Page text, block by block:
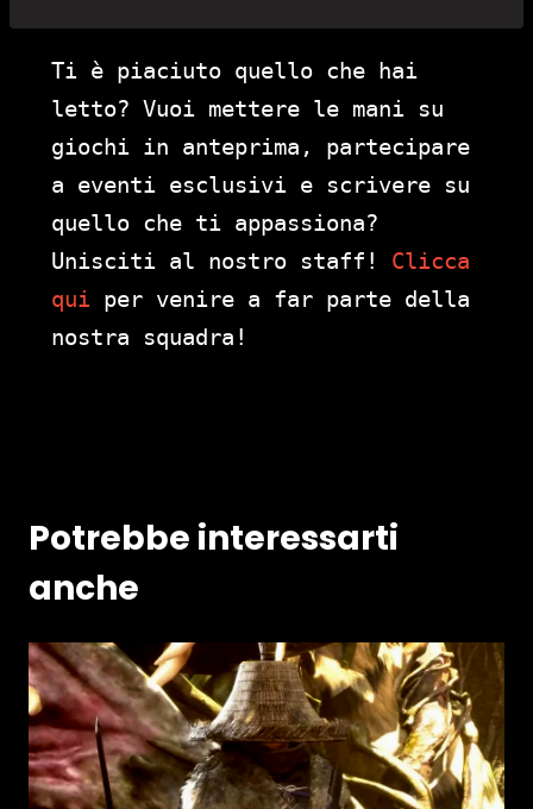
Ti è piaciuto quello che hai
letto? Vuoi mettere le mani su
giochi in anteprima, partecipare
a eventi esclusivi e scrivere su
quello che ti appassiona?
Unisciti al nostro staff! Clicca
qui per venire a far parte della
nostra squadra!
Potrebbe interessarti
anche